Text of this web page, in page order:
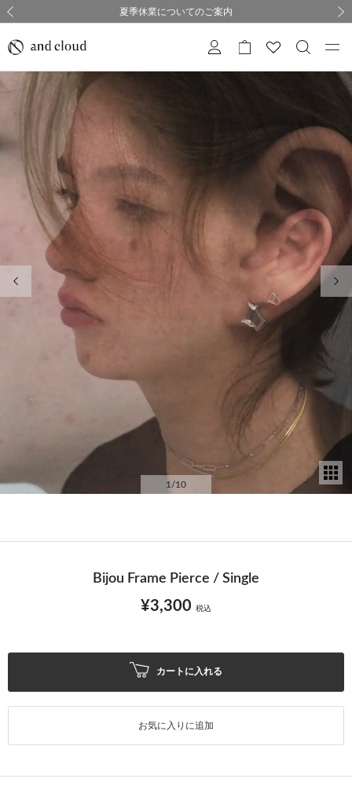
採用のご案内
熊本県熊本地方を震源とする地震の影響について
夏季休業についてのご案内
購入証明書ペーパーレス化のお知らせ
採用のご案内
熊本県熊本地方を震源とする地震の影響について
次
1 /10
Bijou Frame Pierce / Single
¥3,300 税込
カートに入れる
お気に入りに追加